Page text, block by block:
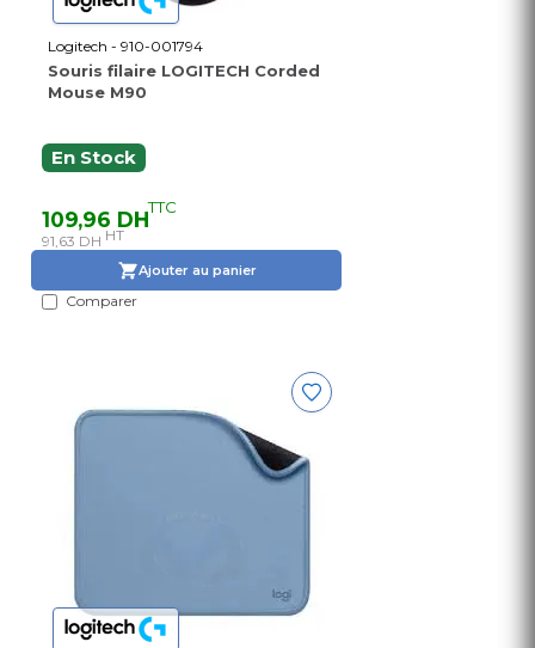
Logitech - 910-001794
Souris filaire LOGITECH Corded
Mouse M90
En Stock
109,96 DHTTC
91,63 DH HT
Ajouter au panier
Comparer